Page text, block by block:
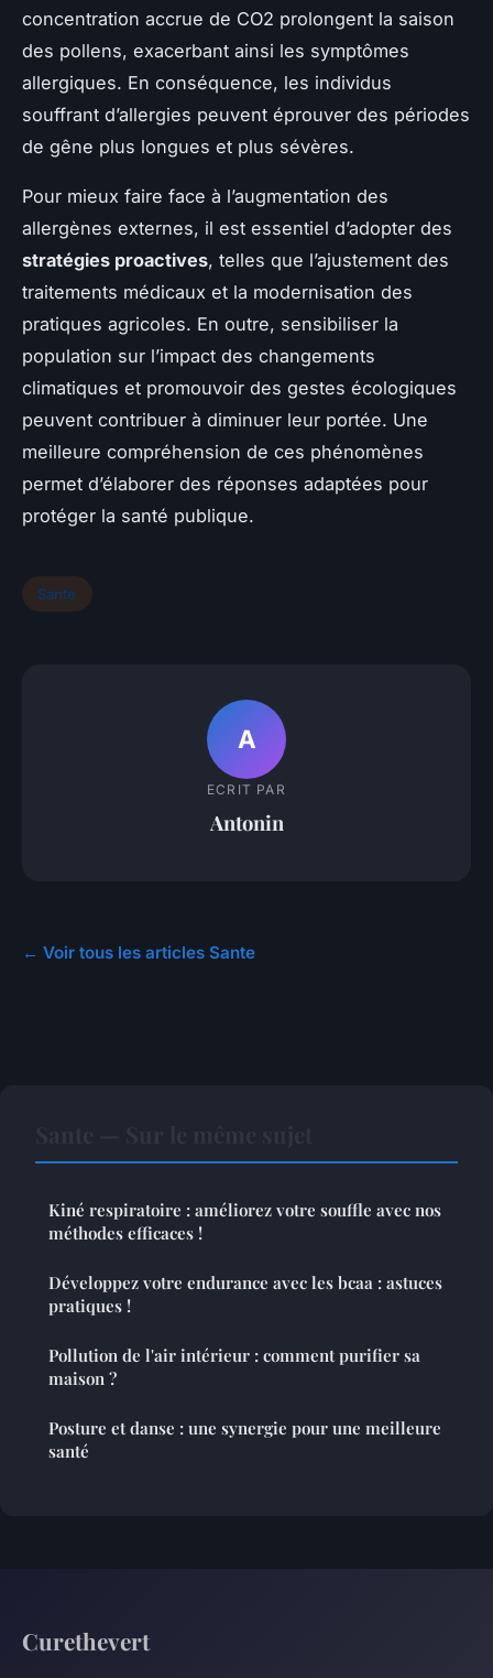
concentration accrue de CO2 prolongent la saison
des pollens, exacerbant ainsi les symptômes
allergiques. En conséquence, les individus
souffrant d’allergies peuvent éprouver des périodes
de gêne plus longues et plus sévères.
Pour mieux faire face à l’augmentation des
allergènes externes, il est essentiel d’adopter des
stratégies proactives, telles que l’ajustement des
traitements médicaux et la modernisation des
pratiques agricoles. En outre, sensibiliser la
population sur l’impact des changements
climatiques et promouvoir des gestes écologiques
peuvent contribuer à diminuer leur portée. Une
meilleure compréhension de ces phénomènes
permet d’élaborer des réponses adaptées pour
protéger la santé publique.
Sante
A
ECRIT PAR
Antonin
← Voir tous les articles Sante
Kiné respiratoire : améliorez votre souffle avec nos
méthodes efficaces !
Développez votre endurance avec les bcaa : astuces
pratiques !
Pollution de l'air intérieur : comment purifier sa
maison ?
Posture et danse : une synergie pour une meilleure
santé
Curethevert